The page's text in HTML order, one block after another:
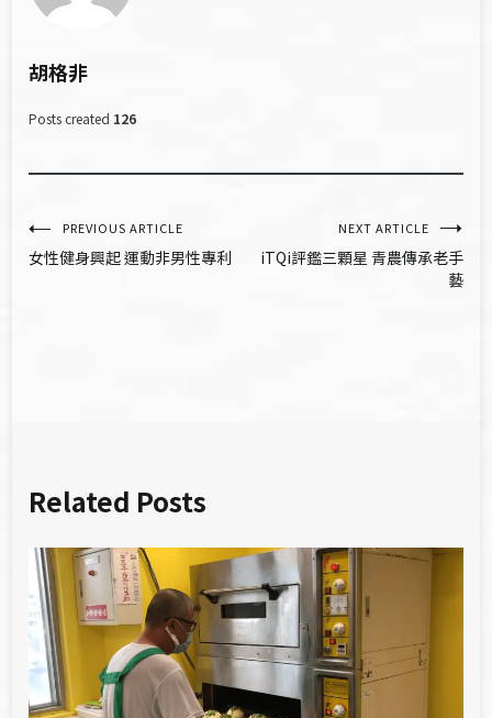
胡格非
Posts created 126
文
章
PREVIOUS ARTICLE
女性健身興起 運動非男性專利
NEXT ARTICLE
iTQi評鑑三顆星 青農傳承老手
藝
Related Posts